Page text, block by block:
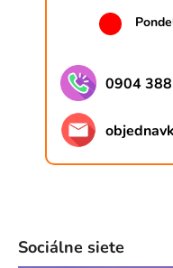
0904
Sociálne siete